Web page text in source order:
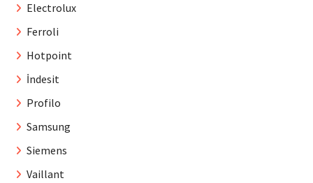
Electrolux
Ferroli
Hotpoint
İndesit
Profilo
Samsung
Siemens
Vaillant